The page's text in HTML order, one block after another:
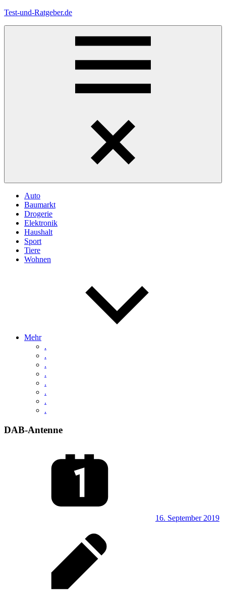
Zum
Test-und-Ratgeber.de
Auto
Baumarkt
Drogerie
Elektronik
Haushalt
Sport
Tiere
Wohnen
Mehr
.
.
.
.
.
.
.
.
DAB-Antenne
16. September 2019